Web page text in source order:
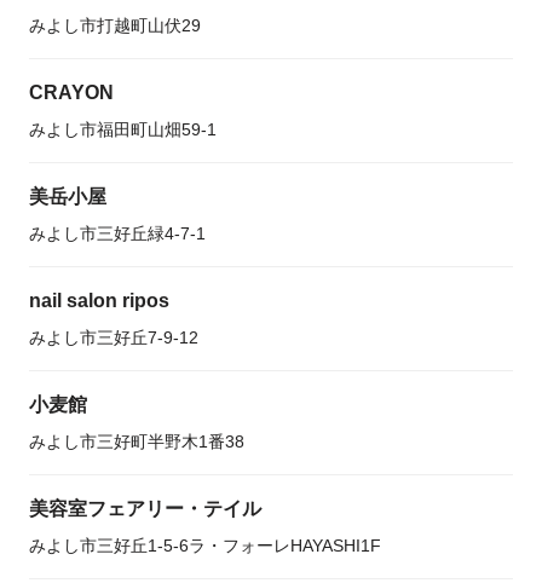
みよし市打越町山伏29
CRAYON
みよし市福田町山畑59-1
美岳小屋
みよし市三好丘緑4-7-1
nail salon ripos
みよし市三好丘7-9-12
小麦館
みよし市三好町半野木1番38
美容室フェアリー・テイル
みよし市三好丘1-5-6ラ・フォーレHAYASHI1F